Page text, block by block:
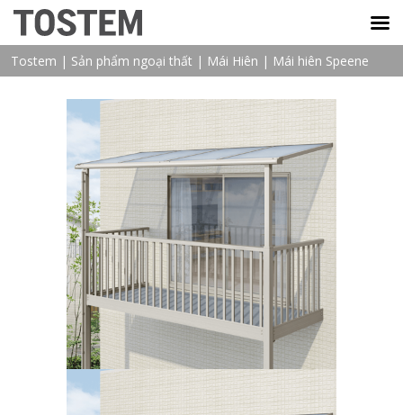
Tostem | Sản phẩm ngoại thất | Mái Hiên | Mái hiên Speene
TOSTEM VIỆT NAM